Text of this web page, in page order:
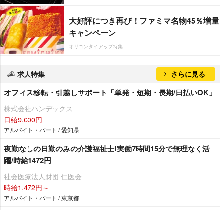
大好評につき再び！ファミマ名物45％増量
キャンペーン
オリコンタイアップ特集
求人特集 さらに見る
オフィス移転・引越しサポート「単発・短期・長期/日払いOK」
株式会社ハンデックス
日給9,600円
アルバイト・パート / 愛知県
夜勤なしの日勤のみの介護福祉士!実働7時間15分で無理なく活
躍/時給1472円
社会医療法人財団 仁医会
時給1,472円～
アルバイト・パート / 東京都